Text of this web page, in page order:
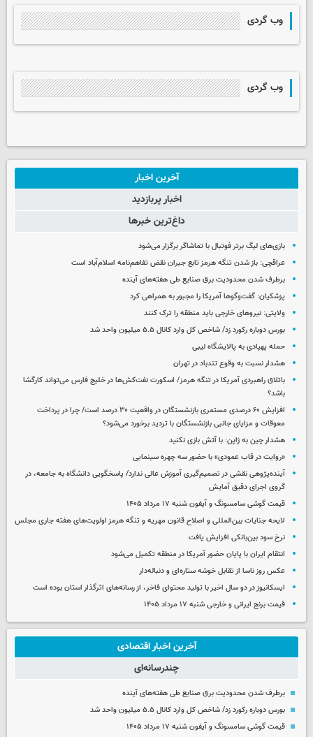
وب گردی
وب گردی
آخرین اخبار
اخبار پربازدید
داغ‌ترین خبرها
بازی‌های لیگ برتر فوتبال با تماشاگر برگزار می‌شود
عراقچی: باز شدن تنگه هرمز تابع جبران نقض تفاهم‌نامه اسلام‌آباد است
برطرف شدن محدودیت‌ برق صنایع طی هفته‌های آینده
پزشکیان: گفت‌وگوها آمریکا را مجبور به همراهی کرد
ولایتی: نیروهای خارجی باید منطقه را ترک کنند
بورس دوباره رکورد زد/ شاخص کل وارد کانال ۵.۵ میلیون واحد شد
حمله پهپادی به پالایشگاه لیبی
هشدار نسبت به وقوع تندباد در تهران
باتلاق راهبردی آمریکا در تنگه هرمز/ اسکورت نفت‌کش‌ها در خلیج فارس می‌تواند کارگشا
باشد؟
افزایش ۶۰ درصدی مستمری‌ بازنشستگان در واقعیت ۳۰ درصد است/ چرا در پرداخت
معوقات و مزایای جانبی بازنشستگان با تردید برخورد می‌شود؟
هشدار چین به ژاپن: با آتش بازی نکنید
«روایت در قاب عمودی» با حضور سه چهره سینمایی
آینده‌پژوهی نقشی در تصمیم‌گیری آموزش عالی ندارد/ پاسخگویی دانشگاه به جامعه، در
گروی اجرای دقیق آمایش
قیمت گوشی سامسونگ و آیفون شنبه ۱۷ مرداد ۱۴۰۵
لایحه جنایات بین‌المللی و اصلاح قانون مهریه و تنگه هرمز اولویت‌های هفته جاری مجلس
نرخ سود بین‌بانکی افزایش یافت
انتقام ایران با پایان حضور آمریکا در منطقه تکمیل می‌شود
عکس روز ناسا از تقابل خوشه ستاره‌ای و دنباله‌دار
ایسکانیوز در دو سال اخیر با تولید محتوای فاخر، از رسانه‌های اثرگذار استان بوده است
قیمت برنج ایرانی و خارجی شنبه ۱۷ مرداد ۱۴۰۵
آخرین اخبار اقتصادی
چندرسانه‌ای
برطرف شدن محدودیت‌ برق صنایع طی هفته‌های آینده
بورس دوباره رکورد زد/ شاخص کل وارد کانال ۵.۵ میلیون واحد شد
قیمت گوشی سامسونگ و آیفون شنبه ۱۷ مرداد ۱۴۰۵